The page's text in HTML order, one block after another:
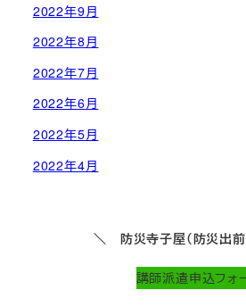
2022年9月
2022年8月
2022年7月
2022年6月
2022年5月
2022年4月
＼ 防災寺子屋（防災出
講師派遣申込フォ